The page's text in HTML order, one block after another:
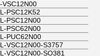
VSC12N00
PSC12K52
PSC12N00
PSC62N00
PUC62N00
VSC12N00-S3757
VSC12N00-SO381